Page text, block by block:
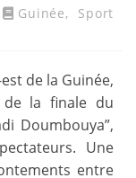
Guinée, Sport
de la Guinée,
la finale du
Doumbouya”,
Une
entre